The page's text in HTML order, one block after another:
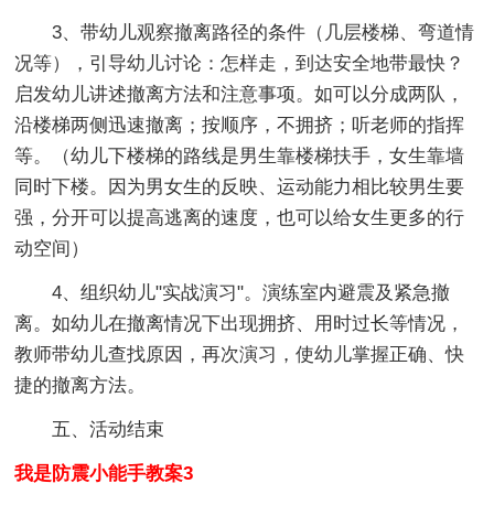
3、带幼儿观察撤离路径的条件（几层楼梯、弯道情
况等），引导幼儿讨论：怎样走，到达安全地带最快？
启发幼儿讲述撤离方法和注意事项。如可以分成两队，
沿楼梯两侧迅速撤离；按顺序，不拥挤；听老师的指挥
等。（幼儿下楼梯的路线是男生靠楼梯扶手，女生靠墙
同时下楼。因为男女生的反映、运动能力相比较男生要
强，分开可以提高逃离的速度，也可以给女生更多的行
动空间）
4、组织幼儿"实战演习"。演练室内避震及紧急撤
离。如幼儿在撤离情况下出现拥挤、用时过长等情况，
教师带幼儿查找原因，再次演习，使幼儿掌握正确、快
捷的撤离方法。
五、活动结束
我是防震小能手教案3